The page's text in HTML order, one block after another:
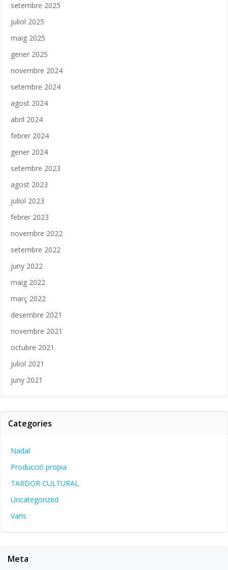
setembre 2025
juliol 2025
maig 2025
gener 2025
novembre 2024
setembre 2024
agost 2024
abril 2024
febrer 2024
gener 2024
setembre 2023
agost 2023
juliol 2023
febrer 2023
novembre 2022
setembre 2022
juny 2022
maig 2022
març 2022
desembre 2021
novembre 2021
octubre 2021
juliol 2021
juny 2021
Categories
Nadal
Producció propia
TARDOR CULTURAL
Uncategorized
Varis
Meta